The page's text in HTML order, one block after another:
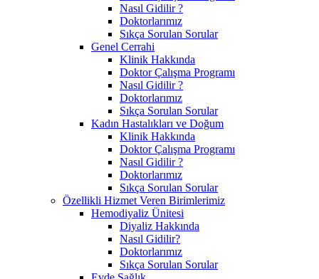
Nasıl Gidilir ?
Doktorlarımız
Sıkça Sorulan Sorular
Genel Cerrahi
Klinik Hakkında
Doktor Çalışma Programı
Nasıl Gidilir ?
Doktorlarımız
Sıkça Sorulan Sorular
Kadın Hastalıkları ve Doğum
Klinik Hakkında
Doktor Çalışma Programı
Nasıl Gidilir ?
Doktorlarımız
Sıkça Sorulan Sorular
Özellikli Hizmet Veren Birimlerimiz
Hemodiyaliz Ünitesi
Diyaliz Hakkında
Nasıl Gidilir?
Doktorlarımız
Sıkça Sorulan Sorular